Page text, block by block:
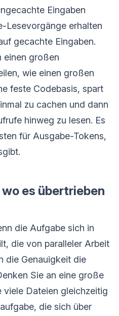
Eingaben
Lesevorgänge erhalten
gecachte Eingaben.
einen großen
wie einen großen
feste Codebasis, spart
zu cachen und dann
hinweg zu lesen. Es
für Ausgabe-Tokens,
es übertrieben
die Aufgabe sich in
die von paralleler Arbeit
die Genauigkeit die
Sie an eine große
viele Dateien gleichzeitig
die sich über